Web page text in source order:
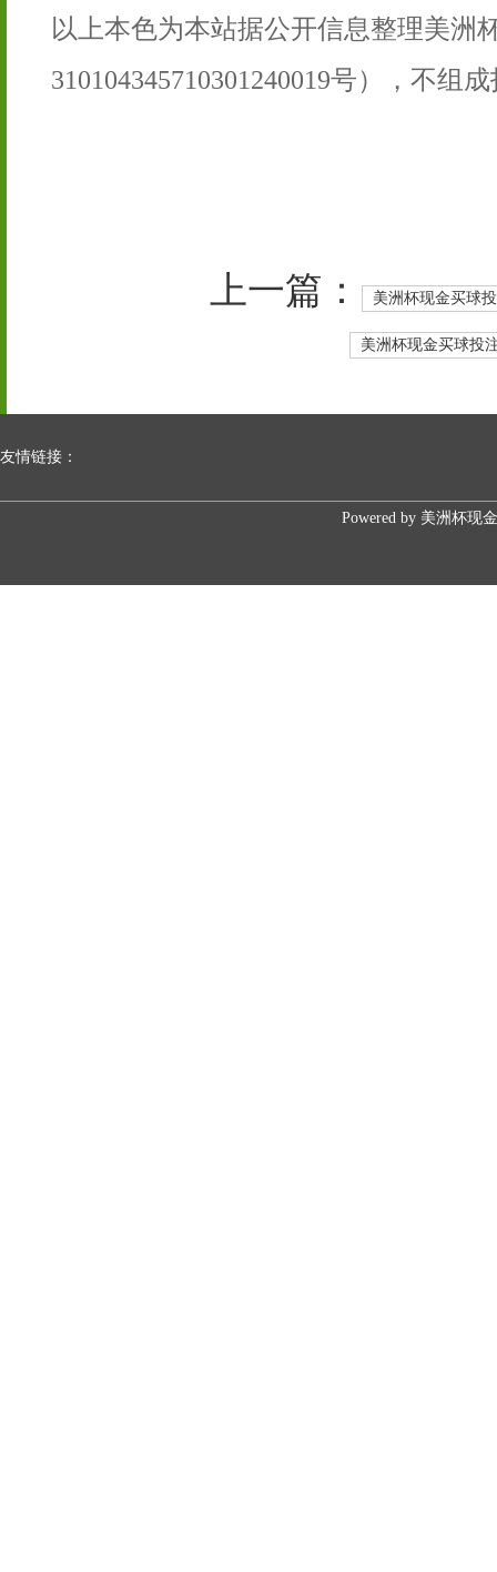
以上本色为本站据公开信息整理美洲
310104345710301240019号），不组
上一篇： 美洲杯现金买球
美洲杯现金买球投
友情链接：
Powered by 美洲杯现